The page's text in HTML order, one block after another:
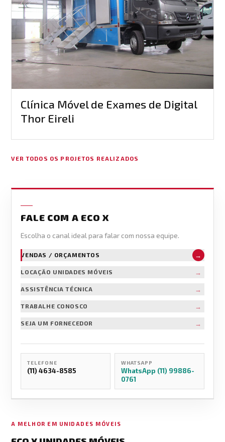
Clínica Móvel de Exames de Digital
Thor Eireli
VER TODOS OS PROJETOS REALIZADOS
FALE COM A ECO X
Escolha o canal ideal para falar com nossa equipe.
VENDAS / ORÇAMENTOS →
LOCAÇÃO UNIDADES MÓVEIS →
ASSISTÊNCIA TÉCNICA →
TRABALHE CONOSCO →
SEJA UM FORNECEDOR →
TELEFONE
(11) 4634-8585
WHATSAPP
WhatsApp (11) 99886-
0761
A MELHOR EM UNIDADES MÓVEIS